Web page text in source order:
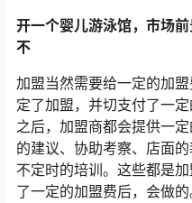
开一个婴儿游泳馆，市场
不
加盟当然需要给一定的加
定了加盟，并切支付了一
之后，加盟商都会提供一
的建议、协助考察、店面
不定时的培训。这些都是
了一定的加盟费后，会做